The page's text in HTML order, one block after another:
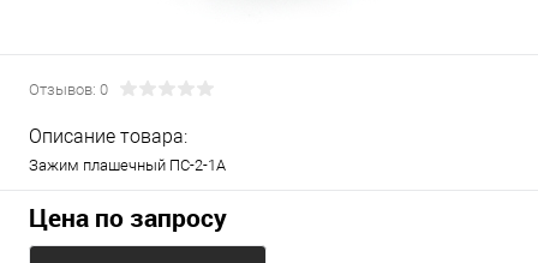
Отзывов: 0
Описание товара:
Зажим плашечный ПС-2-1А
Цена по запросу